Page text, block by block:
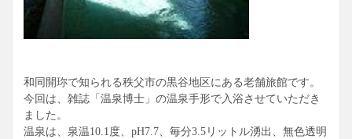
和同開珎で知られる秩父市の黒谷地区にある老舗旅館です。
今回は、雑誌「温泉博士」の温泉手形で入浴させていただき
ました。
温泉は、泉温10.1度、pH7.7、毎分3.5リットル湧出、無色透明